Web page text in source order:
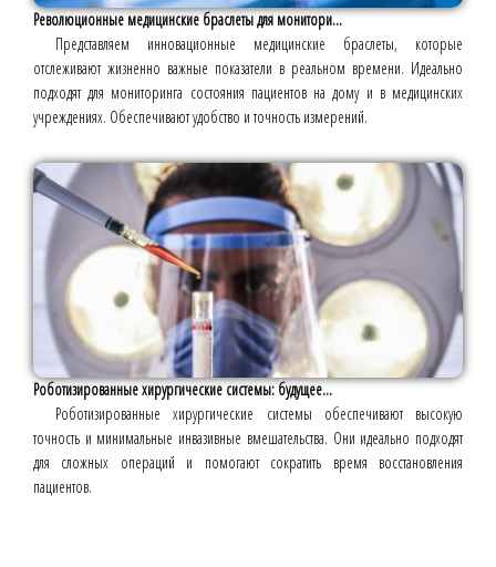
Революционные медицинские браслеты для монитори...
Представляем инновационные медицинские браслеты, которые
отслеживают жизненно важные показатели в реальном времени. Идеально
подходят для мониторинга состояния пациентов на дому и в медицинских
учреждениях. Обеспечивают удобство и точность измерений.
Роботизированные хирургические системы: будущее...
Роботизированные хирургические системы обеспечивают высокую
точность и минимальные инвазивные вмешательства. Они идеально подходят
для сложных операций и помогают сократить время восстановления
пациентов.